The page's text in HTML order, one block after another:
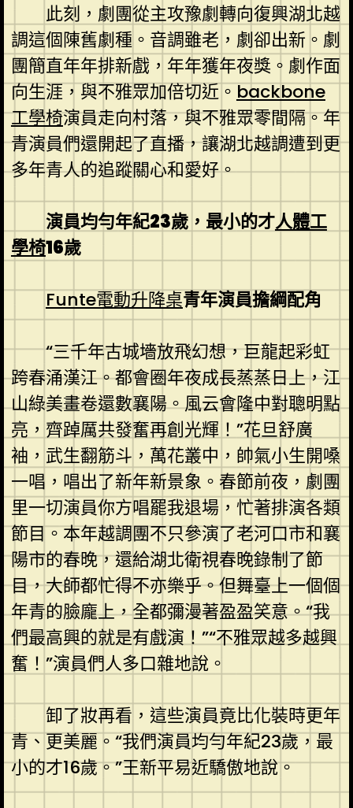
此刻，劇團從主攻豫劇轉向復興湖北越
調這個陳舊劇種。音調雖老，劇卻出新。劇
團簡直年年排新戲，年年獲年夜獎。劇作面
向生涯，與不雅眾加倍切近。backbone
工學椅演員走向村落，與不雅眾零間隔。年
青演員們還開起了直播，讓湖北越調遭到更
多年青人的追蹤關心和愛好。
演員均勻年紀23歲，最小的才人體工
學椅16歲
Funte電動升降桌青年演員擔綱配角
“三千年古城墻放飛幻想，巨龍起彩虹
跨春涌漢江。都會圈年夜成長蒸蒸日上，江
山綠美畫卷還數襄陽。風云會隆中對聰明點
亮，齊踔厲共發奮再創光輝！”花旦舒廣
袖，武生翻筋斗，萬花叢中，帥氣小生開嗓
一唱，唱出了新年新景象。春節前夜，劇團
里一切演員你方唱罷我退場，忙著排演各類
節目。本年越調團不只參演了老河口市和襄
陽市的春晚，還給湖北衛視春晚錄制了節
目，大師都忙得不亦樂乎。但舞臺上一個個
年青的臉龐上，全都彌漫著盈盈笑意。“我
們最高興的就是有戲演！”“不雅眾越多越興
奮！”演員們人多口雜地說。
卸了妝再看，這些演員竟比化裝時更年
青、更美麗。“我們演員均勻年紀23歲，最
小的才16歲。”王新平易近驕傲地說。